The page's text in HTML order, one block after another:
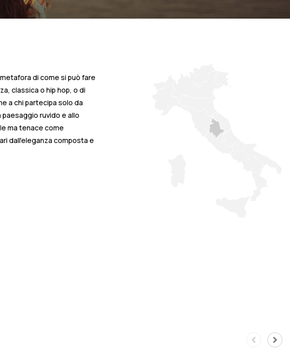
di come si può fare
classica o hip hop, o di
a chi partecipa solo da
ruvido e allo
ma tenace come
dall’eleganza composta e